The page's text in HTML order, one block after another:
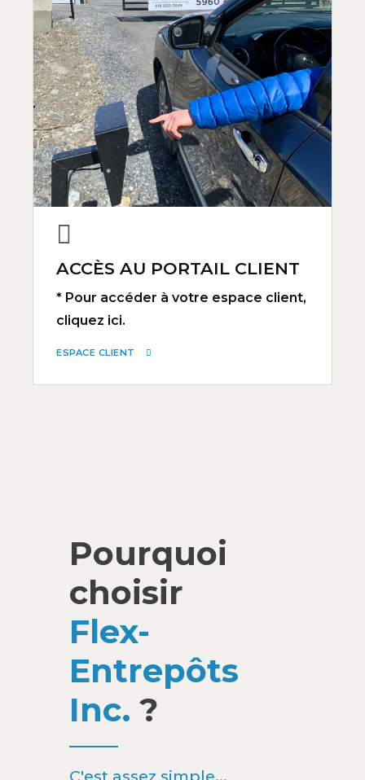
ACCÈS AU PORTAIL CLIENT
* Pour accéder à votre espace client,
cliquez ici.
ESPACE CLIENT
Pourquoi
choisir
Flex-
Entrepôts
Inc. ?
C'est assez simple...